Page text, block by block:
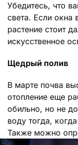
Убедитесь, что
света. Если окна
растение стоит
искусственное
Щедрый полив
В марте почва
отопление еще
обильно, но не
воду тогда,
Также можно